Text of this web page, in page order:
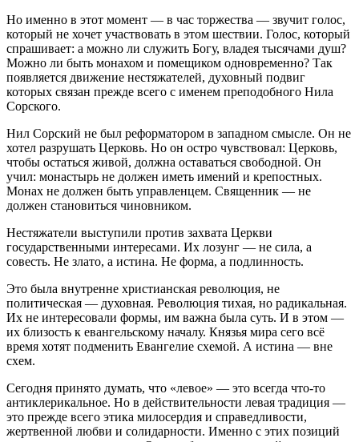
Но именно в этот момент — в час торжества — звучит голос,
который не хочет участвовать в этом шествии. Голос, который
спрашивает: а можно ли служить Богу, владея тысячами душ?
Можно ли быть монахом и помещиком одновременно? Так
появляется движение нестяжателей, духовный подвиг
которых связан прежде всего с именем преподобного Нила
Сорского.
Нил Сорский не был реформатором в западном смысле. Он не
хотел разрушать Церковь. Но он остро чувствовал: Церковь,
чтобы остаться живой, должна оставаться свободной. Он
учил: монастырь не должен иметь имений и крепостных.
Монах не должен быть управленцем. Священник — не
должен становиться чиновником.
Нестяжатели выступили против захвата Церкви
государственными интересами. Их лозунг — не сила, а
совесть. Не злато, а истина. Не форма, а подлинность.
Это была внутренне христианская революция, не
политическая — духовная. Революция тихая, но радикальная.
Их не интересовали формы, им важна была суть. И в этом —
их близость к евангельскому началу. Князья мира сего всё
время хотят подменить Евангелие схемой. А истина — вне
схем.
Сегодня принято думать, что «левое» — это всегда что-то
антиклерикальное. Но в действительности левая традиция —
это прежде всего этика милосердия и справедливости,
жертвенной любви и солидарности. Именно с этих позиций